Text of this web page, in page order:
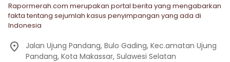
Rapormerah.com merupakan portal berita yang mengabarkan
fakta tentang sejumlah kasus penyimpangan yang ada di
Indonesia
Jalan Ujung Pandang, Bulo Gading, Kec.amatan Ujung
Pandang, Kota Makassar, Sulawesi Selatan